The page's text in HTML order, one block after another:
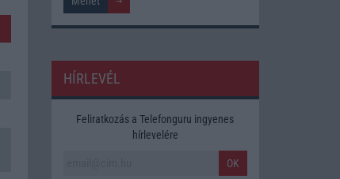
HÍRLEVÉL
Feliratkozás a Telefonguru ingyenes
hírlevelére
OK